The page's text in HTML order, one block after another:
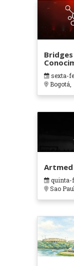
sexta-
Bogotá,
Artmed
quinta-
Sao